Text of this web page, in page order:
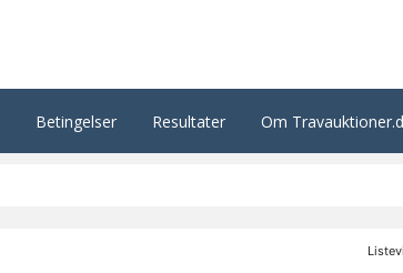
Betingelser Resultater Om